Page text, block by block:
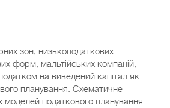
зон, низькоподаткових
форм, мальтійських компаній,
на виведений капітал як
планування. Схематичне
податкового планування.